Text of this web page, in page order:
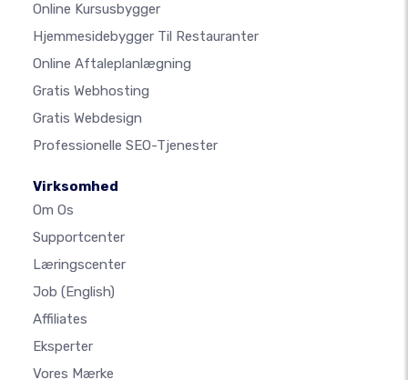
Online Kursusbygger
Hjemmesidebygger Til Restauranter
Online Aftaleplanlægning
Gratis Webhosting
Gratis Webdesign
Professionelle SEO-Tjenester
Virksomhed
Om Os
Supportcenter
Læringscenter
Job (English)
Affiliates
Eksperter
Vores Mærke